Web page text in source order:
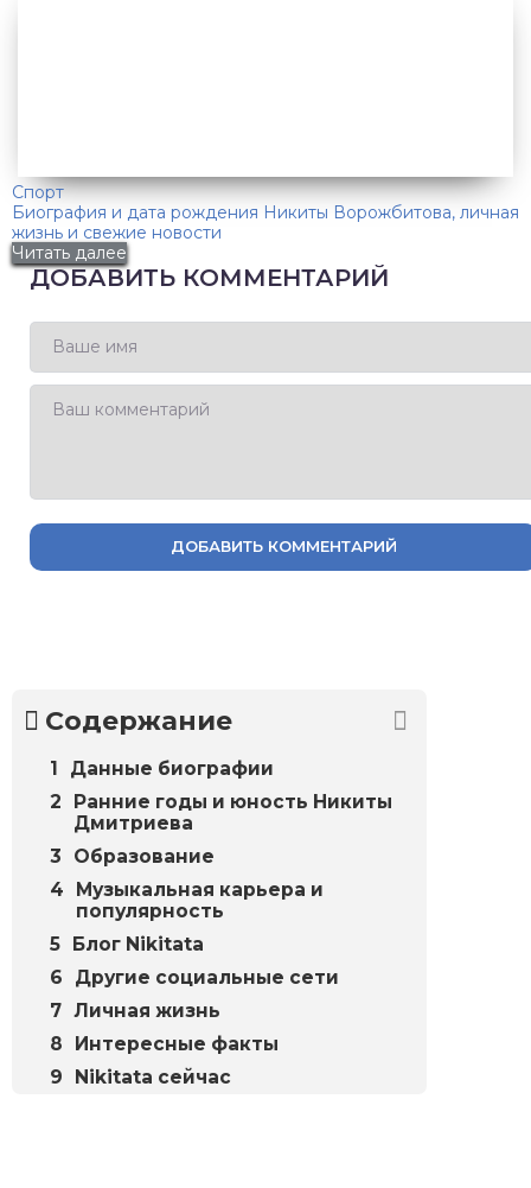
Спорт
Биография и дата рождения Никиты Ворожбитова, личная
жизнь и свежие новости
Читать далее
ДОБАВИТЬ КОММЕНТАРИЙ
ДОБАВИТЬ КОММЕНТАРИЙ
Содержание
Данные биографии
Ранние годы и юность Никиты
Дмитриева
Образование
Музыкальная карьера и
популярность
Блог Nikitata
Другие социальные сети
Личная жизнь
Интересные факты
Nikitata сейчас